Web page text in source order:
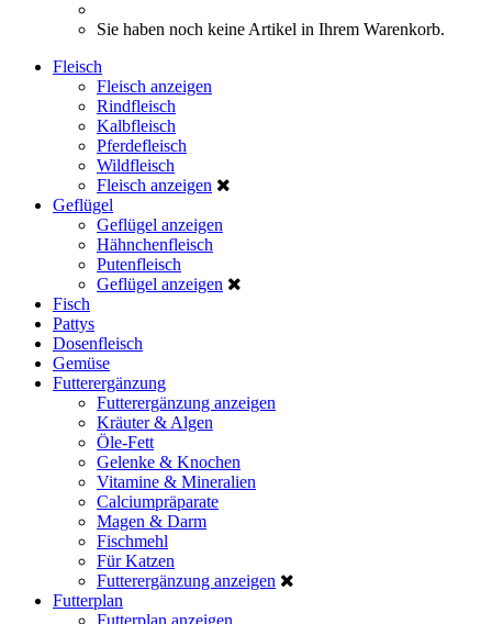
Sie haben noch keine Artikel in Ihrem Warenkorb.
Fleisch
Fleisch anzeigen
Rindfleisch
Kalbfleisch
Pferdefleisch
Wildfleisch
Fleisch anzeigen
Geflügel
Geflügel anzeigen
Hähnchenfleisch
Putenfleisch
Geflügel anzeigen
Fisch
Pattys
Dosenfleisch
Gemüse
Futterergänzung
Futterergänzung anzeigen
Kräuter & Algen
Öle-Fett
Gelenke & Knochen
Vitamine & Mineralien
Calciumpräparate
Magen & Darm
Fischmehl
Für Katzen
Futterergänzung anzeigen
Futterplan
Futterplan anzeigen